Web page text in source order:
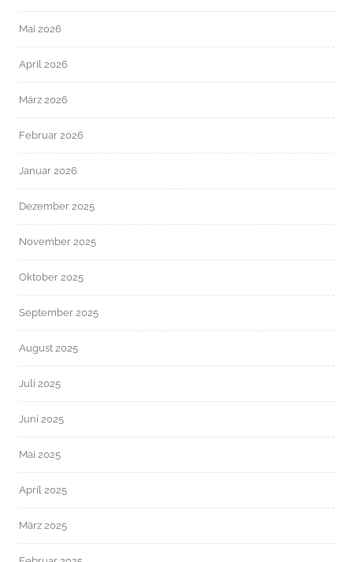
Mai 2026
April 2026
März 2026
Februar 2026
Januar 2026
Dezember 2025
November 2025
Oktober 2025
September 2025
August 2025
Juli 2025
Juni 2025
Mai 2025
April 2025
März 2025